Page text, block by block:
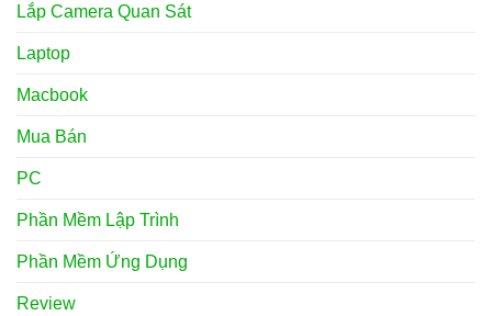
Lắp Camera Quan Sát
Laptop
Macbook
Mua Bán
PC
Phần Mềm Lập Trình
Phần Mềm Ứng Dụng
Review